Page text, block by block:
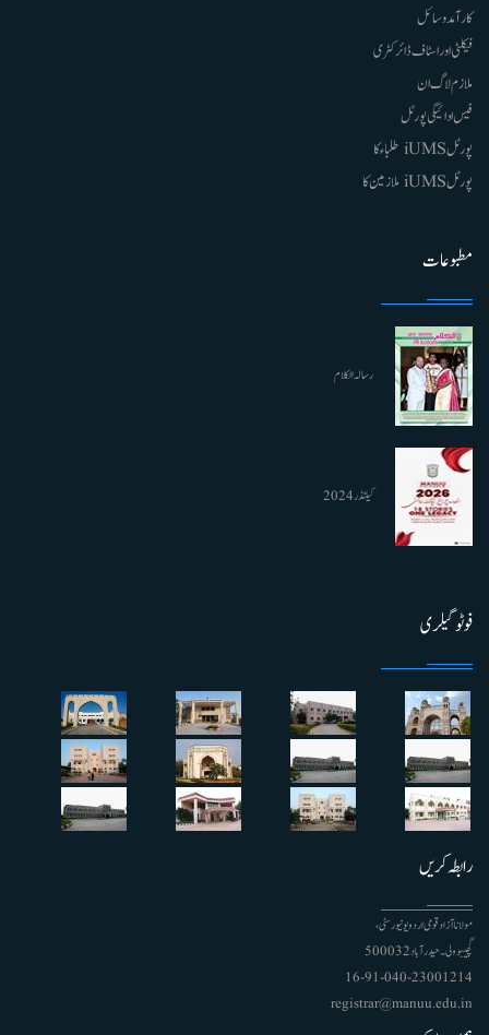
کارآمد وسائل
فیکلٹی اور اسٹاف ڈائرکٹری
ملازم لاگ ان
فیس ادائیگی پورٹل
پورٹل iUMS طلباء کا
پورٹل iUMS ملازمین کا
مطبوعات
رسالہ الکلام
کیلنڈر 2024
فوٹو گیلری
رابطہ کریں
مولانا آزاد قومی اردو یونیورسٹی ،
گچیبوولی۔ حیدرآباد 500032
91-040-23001214 - 16
registrar@manuu.edu.in